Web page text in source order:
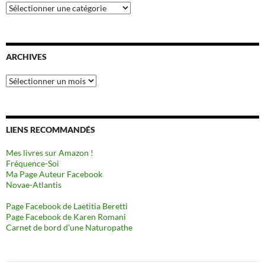
Catégories
ARCHIVES
Archives
LIENS RECOMMANDÉS
Mes livres sur Amazon !
Fréquence-Soi
Ma Page Auteur Facebook
Novae-Atlantis
Page Facebook de Laetitia Beretti
Page Facebook de Karen Romani
Carnet de bord d’une Naturopathe